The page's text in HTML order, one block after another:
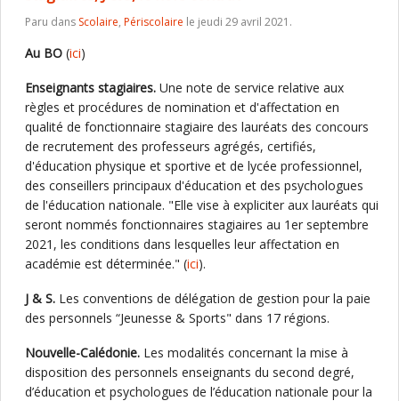
Paru dans Scolaire, Périscolaire le jeudi 29 avril 2021.
Au BO (ici)
Enseignants stagiaires. Une note de service relative aux
règles et procédures de nomination et d'affectation en
qualité de fonctionnaire stagiaire des lauréats des concours
de recrutement des professeurs agrégés, certifiés,
d'éducation physique et sportive et de lycée professionnel,
des conseillers principaux d'éducation et des psychologues
de l'éducation nationale. "Elle vise à expliciter aux lauréats qui
seront nommés fonctionnaires stagiaires au 1er septembre
2021, les conditions dans lesquelles leur affectation en
académie est déterminée." (ici).
J & S. Les conventions de délégation de gestion pour la paie
des personnels “Jeunesse & Sports" dans 17 régions.
Nouvelle-Calédonie. Les modalités concernant la mise à
disposition des personnels enseignants du second degré,
d’éducation et psychologues de l’éducation nationale pour la